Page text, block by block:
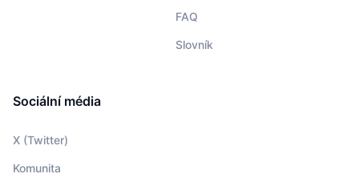
FAQ
Slovník
Sociální média
X (Twitter)
Komunita